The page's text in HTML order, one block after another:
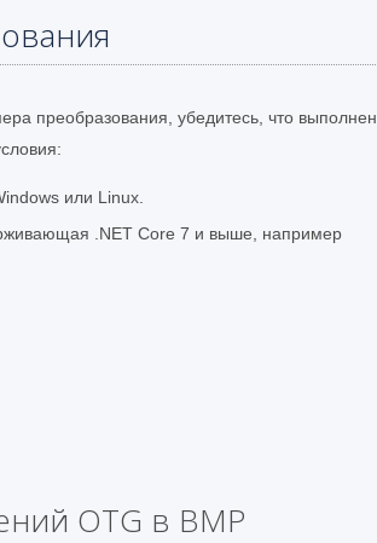
преобразования, убедитесь, что
или Linux.
.NET Core 7 и выше, например
OTG в BMP